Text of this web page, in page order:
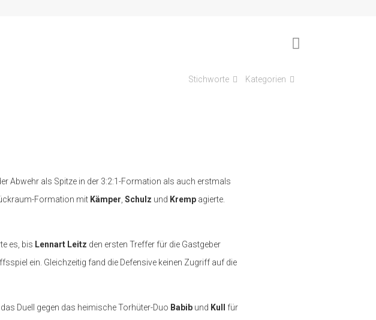
Kategorien
Stichworte
Abwehr als Spitze in der 3:2:1-Formation als auch erstmals
Formation mit Kämper Schulz und Kremp agierte.
es, bis Lennart Leitz den ersten Treffer für die Gastgeber
ein. Gleichzeitig fand die Defensive keinen Zugriff auf die
Duell gegen das heimische Torhüter-Duo Babib und Kull
für